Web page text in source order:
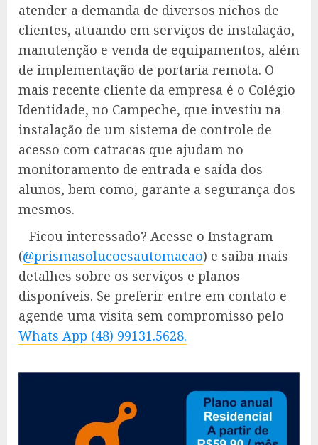
atender a demanda de diversos nichos de
clientes, atuando em serviços de instalação,
manutenção e venda de equipamentos, além
de implementação de portaria remota. O
mais recente cliente da empresa é o Colégio
Identidade, no Campeche, que investiu na
instalação de um sistema de controle de
acesso com catracas que ajudam no
monitoramento de entrada e saída dos
alunos, bem como, garante a segurança dos
mesmos.
Ficou interessado? Acesse o Instagram
(@prismasolucoesautomacao) e saiba mais
detalhes sobre os serviços e planos
disponíveis. Se preferir entre em contato e
agende uma visita sem compromisso pelo
Whats App (48) 99131.5628.